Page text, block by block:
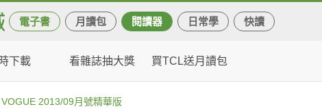
電子書 月讀包 閱讀器 日常學 快讀
下載 看雜誌抽大獎 買TCL送月讀包
VOGUE 2013/09月號精華版